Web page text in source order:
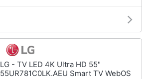
LG - TV LED 4K Ultra HD 55"
55UR781C0LK.AEU Smart TV WebOS